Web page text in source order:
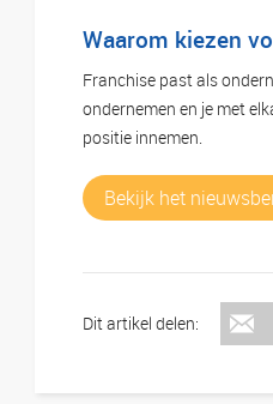
Waarom kiezen
Franchise past als
ondernemen en je met
positie innemen.
Bekijk het
Dit artikel delen: